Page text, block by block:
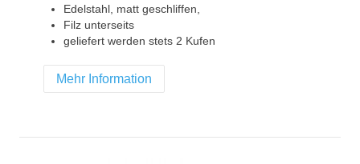
Edelstahl, matt geschliffen,
Filz unterseits
geliefert werden stets 2 Kufen
Mehr Information